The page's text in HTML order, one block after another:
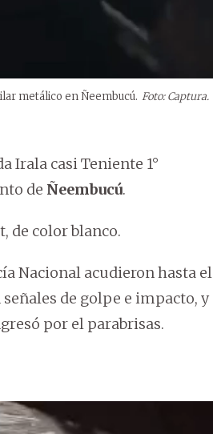
metálico en Ñeembucú. Foto: Captura.
Irala casi Teniente 1°
de Ñeembucú.
de color blanco.
Nacional acudieron hasta el
de golpe e impacto, y
por el parabrisas.